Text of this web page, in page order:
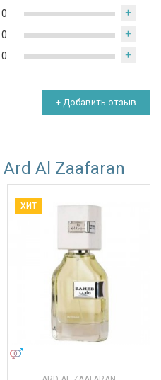
0 +
0 +
0 +
+ Добавить отзыв
Ard Al Zaafaran
ХИТ